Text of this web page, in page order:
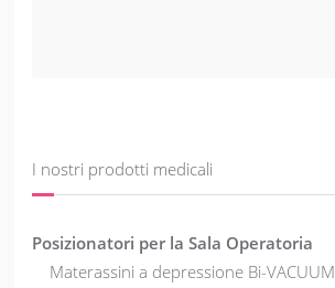
I nostri prodotti medicali
Posizionatori per la Sala Operatoria
Materassini a depressione Bi-VACUUM